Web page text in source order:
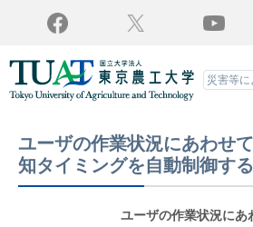
Facebook
災害等
ユーザの作業状況にあわせ
知タイミングを自動制御す
ユーザの作業状況にあ